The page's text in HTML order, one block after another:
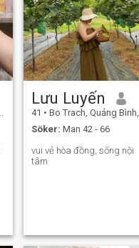
Lưu Luyến
41 • Bo Trach, Quảng Bình, Vietnam
Söker: Man 42 - 66
vui vẻ hòa đồng, sống nội
tâm